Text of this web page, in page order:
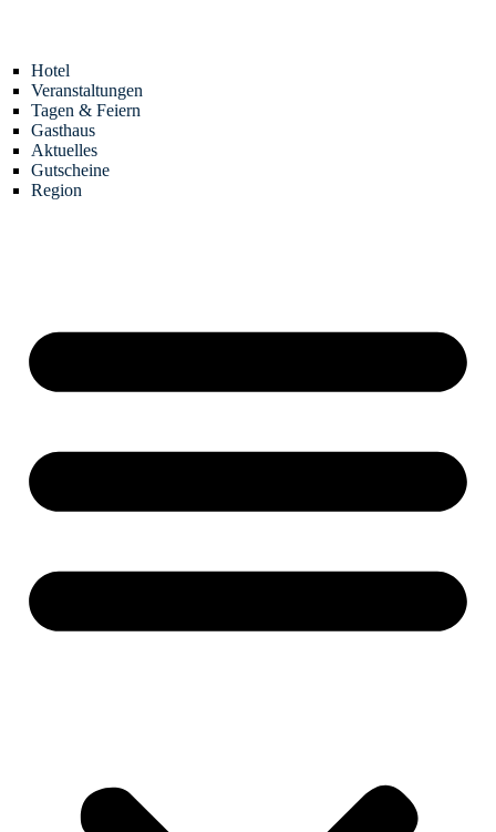
Hotel
Veranstaltungen
Tagen & Feiern
Gasthaus
Aktuelles
Gutscheine
Region